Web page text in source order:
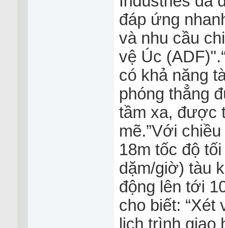
đáp ứng
và nhu cầu
vệ Úc
có khả năng
phóng thẳng
tầm xa, được
mẽ.”Với
18m tốc độ
dặm/giờ) tàu
động lên tới
cho biết: “Xét
lịch trình giao